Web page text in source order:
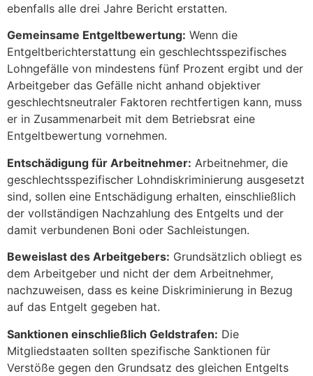
ebenfalls alle drei Jahre Bericht erstatten.
Gemeinsame Entgeltbewertung: Wenn die
Entgeltberichterstattung ein geschlechtsspezifisches
Lohngefälle von mindestens fünf Prozent ergibt und der
Arbeitgeber das Gefälle nicht anhand objektiver
geschlechtsneutraler Faktoren rechtfertigen kann, muss
er in Zusammenarbeit mit dem Betriebsrat eine
Entgeltbewertung vornehmen.
Entschädigung für Arbeitnehmer: Arbeitnehmer, die
geschlechtsspezifischer Lohndiskriminierung ausgesetzt
sind, sollen eine Entschädigung erhalten, einschließlich
der vollständigen Nachzahlung des Entgelts und der
damit verbundenen Boni oder Sachleistungen.
Beweislast des Arbeitgebers: Grundsätzlich obliegt es
dem Arbeitgeber und nicht der dem Arbeitnehmer,
nachzuweisen, dass es keine Diskriminierung in Bezug
auf das Entgelt gegeben hat.
Sanktionen einschließlich Geldstrafen: Die
Mitgliedstaaten sollten spezifische Sanktionen für
Verstöße gegen den Grundsatz des gleichen Entgelts